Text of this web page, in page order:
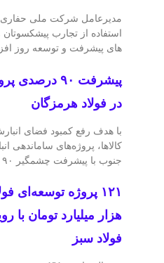
مدیرعامل شرکت ملی حفاری
استفاده از تجارب
های پیشرفت و توسعه روز
پیشرفت ۹۰
در فولاد هرمزگان
با هدف رفع کمبود فضای
کالاها، پروژه‌های ساماندهی
جنوب با پیشرفت چشمگیر ۹۰ درصدی در حال اجراست.
هزار میلیارد تومان
فولاد سبز